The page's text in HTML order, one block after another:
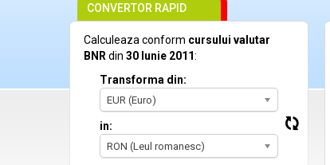
CONVERTOR RAPID
Calculeaza conform cursului valutar
BNR din 30 Iunie 2011:
Transforma din:
EUR (Euro)
in:
RON (Leul romanesc)